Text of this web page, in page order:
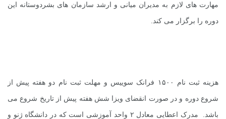
مهارت های لازم به مدیران میانی و ارشد سازمان های بشردوستانه این
دوره را برگزار می کند.
هزینه ثبت نام ۱۵۰۰ فرانک سوییس و مهلت ثبت نام دو هفته پیش از
شروع دوره و در صورت انقضای ویزا شش هفته پیش از تاریخ شروع می
باشد. مدرک اعطایی معادل ۲ واحد آموزشی است که در دانشگاه ژنو و